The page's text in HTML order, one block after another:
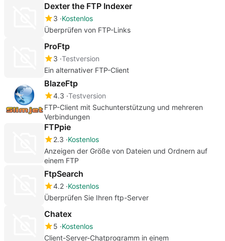
Dexter the FTP Indexer
3 Kostenlos
Überprüfen von FTP-Links
ProFtp
3 Testversion
Ein alternativer FTP-Client
BlazeFtp
4.3 Testversion
FTP-Client mit Suchunterstützung und mehreren
Verbindungen
FTPpie
2.3 Kostenlos
Anzeigen der Größe von Dateien und Ordnern auf
einem FTP
FtpSearch
4.2 Kostenlos
Überprüfen Sie Ihren ftp-Server
Chatex
5 Kostenlos
Client-Server-Chatprogramm in einem